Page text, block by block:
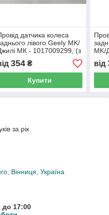
датчика колеса
лівого Geely MK/
МК - 1017009299, (з
розбірки)
354₴
Купити
MK/
від
за рік
Вінниця, Україна
до 17:00